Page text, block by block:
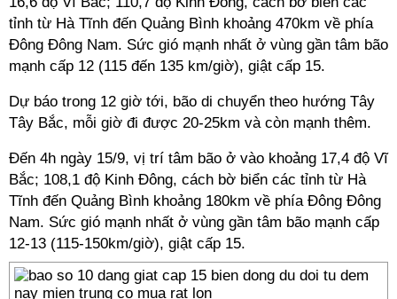
tỉnh từ Hà Tĩnh đến Quảng Bình khoảng 470km về phía
Đông Đông Nam. Sức gió mạnh nhất ở vùng gần tâm bão
mạnh cấp 12 (115 đến 135 km/giờ), giật cấp 15.
Dự báo trong 12 giờ tới, bão di chuyển theo hướng Tây
Tây Bắc, mỗi giờ đi được 20-25km và còn mạnh thêm.
Đến 4h ngày 15/9, vị trí tâm bão ở vào khoảng 17,4 độ Vĩ
Bắc; 108,1 độ Kinh Đông, cách bờ biển các tỉnh từ Hà
Tĩnh đến Quảng Bình khoảng 180km về phía Đông Đông
Nam. Sức gió mạnh nhất ở vùng gần tâm bão mạnh cấp
12-13 (115-150km/giờ), giật cấp 15.